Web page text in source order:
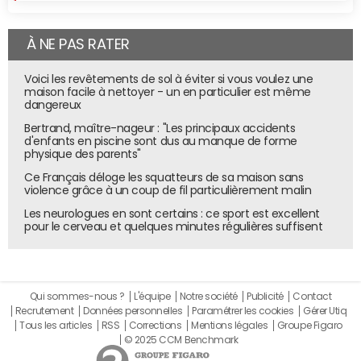
semestre 2013) à 68% trois semestres plus tard. Ce qui
En revanche, le nombre de sites utilisant
période, passant de 38% à 44% en un an et demi. AT
Internet a donc gagné autant de points que Google
Analytics en a perdu. Adobe Analytics, parfois encore
appelé Omniture, reste stable à 9 voire 10% departs de
marchésur la période.
À NE PAS RATER
Voici les revêtements de sol à éviter si vous voulez une
maison facile à nettoyer - un en particulier est même
dangereux
Bertrand, maître-nageur : "Les principaux accidents
d'enfants en piscine sont dus au manque de forme
physique des parents"
Ce Français déloge les squatteurs de sa maison sans
violence grâce à un coup de fil particulièrement malin
Les neurologues en sont certains : ce sport est excellent
pour le cerveau et quelques minutes régulières suffisent
Qui sommes-nous ? L'équipe Notre société Publicité
Contact
Recrutement
Données personnelles Paramétrer les cookies
Gérer Utiq
Tous les articles
RSS Corrections Mentions légales
Groupe Figaro
© 2025 CCM Benchmark